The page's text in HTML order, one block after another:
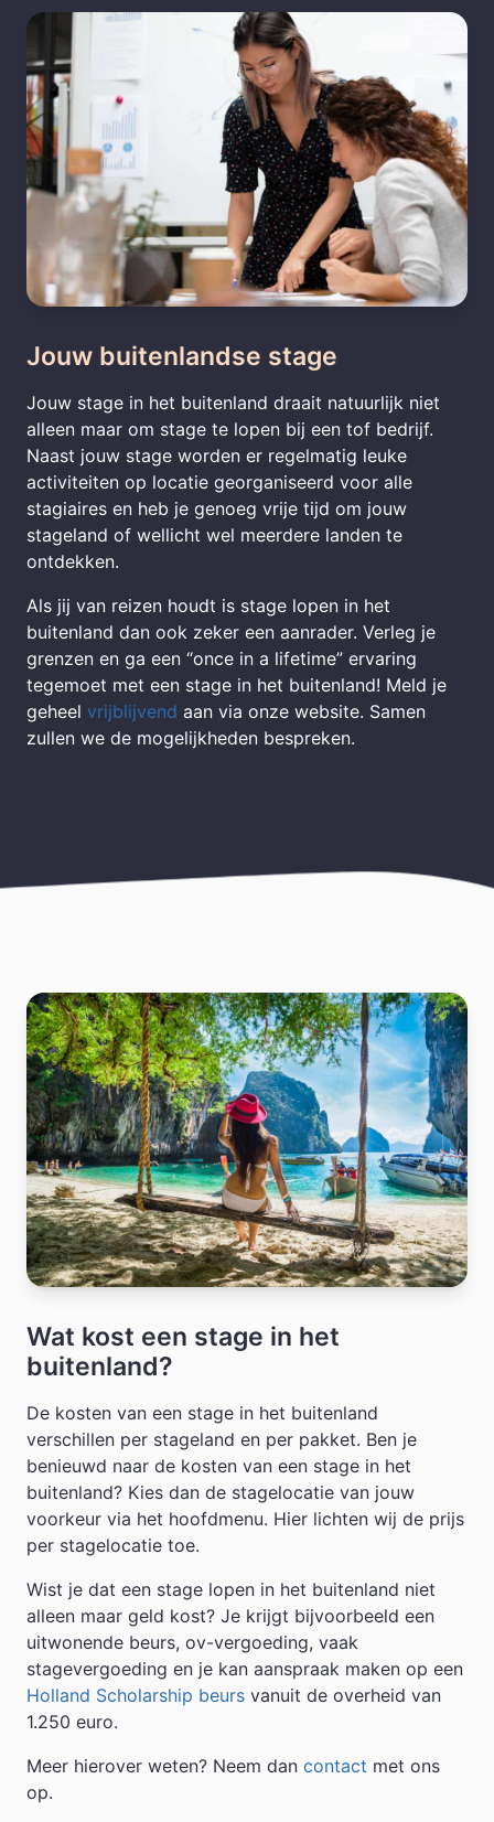
Jouw buitenlandse stage
Jouw stage in het buitenland draait natuurlijk niet
alleen maar om stage te lopen bij een tof bedrijf.
Naast jouw stage worden er regelmatig leuke
activiteiten op locatie georganiseerd voor alle
stagiaires en heb je genoeg vrije tijd om jouw
stageland of wellicht wel meerdere landen te
ontdekken.
Als jij van reizen houdt is stage lopen in het
buitenland dan ook zeker een aanrader. Verleg je
grenzen en ga een “once in a lifetime” ervaring
tegemoet met een stage in het buitenland! Meld je
geheel vrijblijvend aan via onze website. Samen
zullen we de mogelijkheden bespreken.
Wat kost een stage in het
buitenland?
De kosten van een stage in het buitenland
verschillen per stageland en per pakket. Ben je
benieuwd naar de kosten van een stage in het
buitenland? Kies dan de stagelocatie van jouw
voorkeur via het hoofdmenu. Hier lichten wij de prijs
per stagelocatie toe.
Wist je dat een stage lopen in het buitenland niet
alleen maar geld kost? Je krijgt bijvoorbeeld een
uitwonende beurs, ov-vergoeding, vaak
stagevergoeding en je kan aanspraak maken op een
Holland Scholarship beurs vanuit de overheid van
1.250 euro.
Meer hierover weten? Neem dan contact met ons
op.